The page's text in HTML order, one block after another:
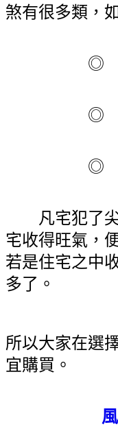
煞有很多類，
◎ 招牌
◎ 亭
◎ 三角
凡宅犯了尖
宅收得旺氣，
若是住宅之中
多了。
所以大家在選
宜購買。